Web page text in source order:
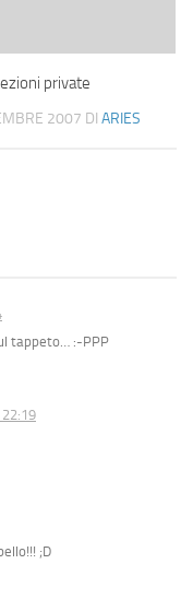
private
2007 DI ARIES
tappeto… :-PPP
;D